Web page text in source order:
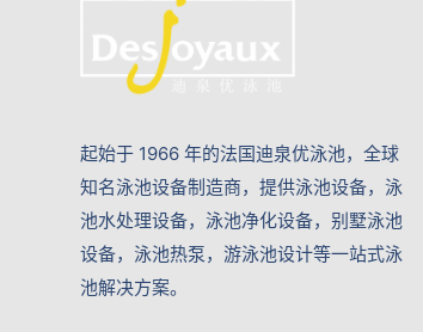
起始于 1966 年的法国迪泉优泳池，全球
知名泳池设备制造商，提供泳池设备，泳
池水处理设备，泳池净化设备，别墅泳池
设备，泳池热泵，游泳池设计等一站式泳
池解决方案。